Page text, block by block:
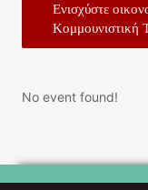
Ενισχύστε
Κομμουνιστική
No event found!